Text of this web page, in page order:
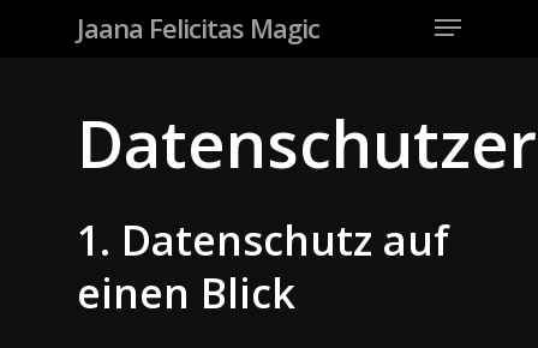
Jaana Felicitas Magic
1. Datenschutz auf
einen Blick